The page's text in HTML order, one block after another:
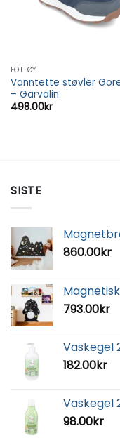
FOTTØY
Vanntette støvler
– Garvalin
498.00kr
SISTE
860.00kr
793.00kr
Vaskegel
182.00kr
Vaskegel
98.00kr